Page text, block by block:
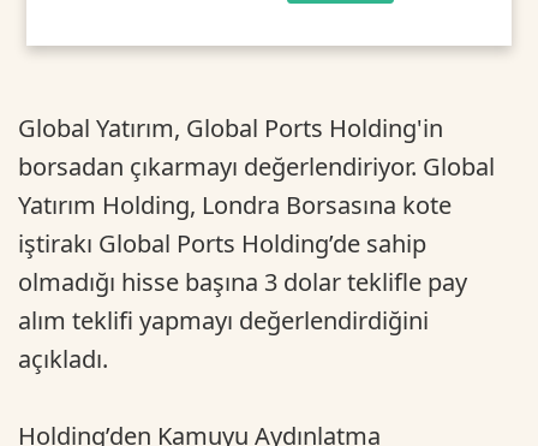
Global Yatırım, Global Ports Holding'in
borsadan çıkarmayı değerlendiriyor. Global
Yatırım Holding, Londra Borsasına kote
iştirakı Global Ports Holding’de sahip
olmadığı hisse başına 3 dolar teklifle pay
alım teklifi yapmayı değerlendirdiğini
açıkladı.
Holding’den Kamuyu Aydınlatma